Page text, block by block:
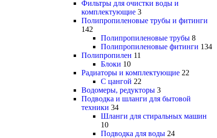
Фильтры для очистки воды и
комплектующие 3
Полипропиленовые трубы и фитинги
142
Полипропиленовые трубы 8
Полипропиленовые фитинги 134
Полипропилен 11
Блоки 10
Радиаторы и комплектующие 22
С цангой 22
Водомеры, редукторы 3
Подводка и шланги для бытовой
техники 34
Шланги для стиральных машин
10
Подводка для воды 24